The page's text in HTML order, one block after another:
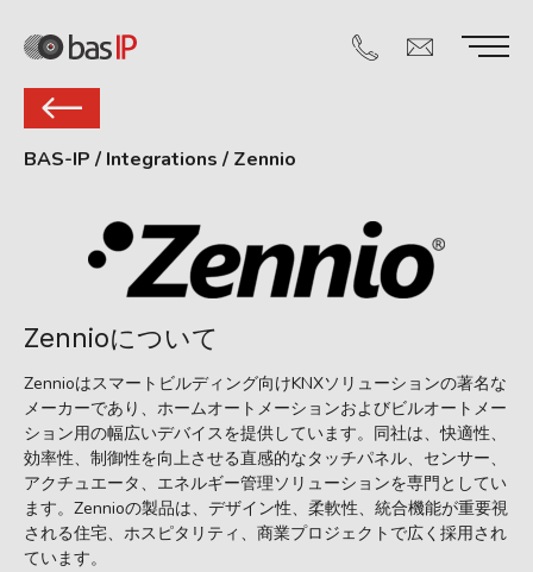
BAS-IP / Integrations / Zennio
Zennioについて
Zennioはスマートビルディング向けKNXソリューションの著名な
メーカーであり、ホームオートメーションおよびビルオートメー
ション用の幅広いデバイスを提供しています。同社は、快適性、
効率性、制御性を向上させる直感的なタッチパネル、センサー、
アクチュエータ、エネルギー管理ソリューションを専門としてい
ます。Zennioの製品は、デザイン性、柔軟性、統合機能が重要視
される住宅、ホスピタリティ、商業プロジェクトで広く採用され
ています。